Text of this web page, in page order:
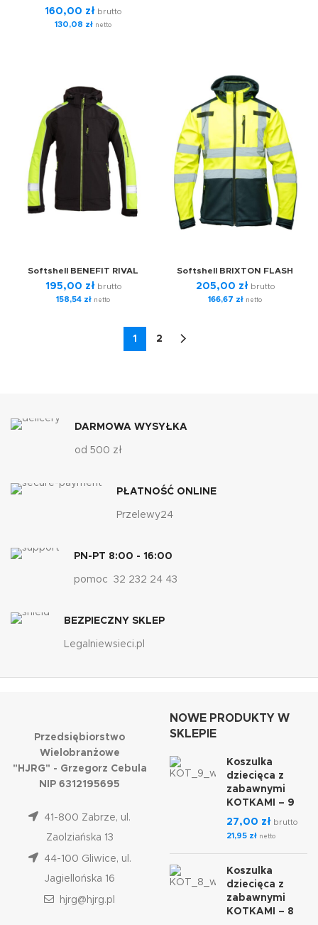
160,00 zł brutto
130,08 zł netto
Softshell BENEFIT RIVAL
195,00 zł brutto
158,54 zł netto
Softshell BRIXTON FLASH
205,00 zł brutto
166,67 zł netto
1 2
DARMOWA WYSYŁKA
od 500 zł
PŁATNOŚĆ ONLINE
Przelewy24
PN-PT 8:00 - 16:00
pomoc 32 232 24 43
BEZPIECZNY SKLEP
Legalniewsieci.pl
Przedsiębiorstwo
Wielobranżowe
"HJRG" - Grzegorz Cebula
NIP 6312195695
41-800 Zabrze, ul.
Zaolziańska 13
44-100 Gliwice, ul.
Jagiellońska 16
hjrg@hjrg.pl
NOWE PRODUKTY W
SKLEPIE
Koszulka
dziecięca z
zabawnymi
KOTKAMI – 9
27,00 zł brutto
21,95 zł netto
Koszulka
dziecięca z
zabawnymi
KOTKAMI – 8